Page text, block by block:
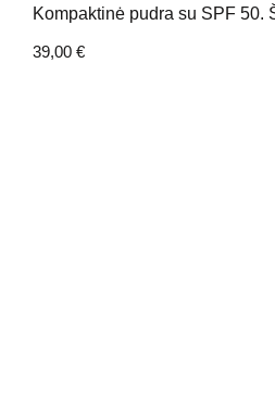
Kompaktinė pudra su SPF 50.
39,00 €